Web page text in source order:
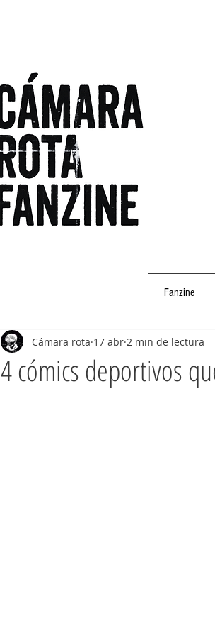
Fanzine
4 cómics deportivos
Cámara rota 17 abr 2 min de lectura